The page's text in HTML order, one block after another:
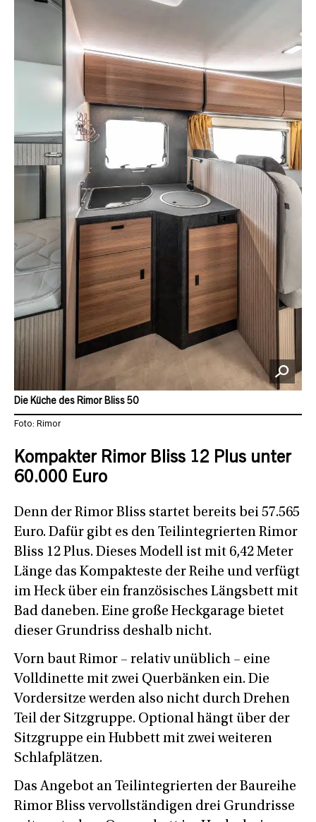
Die Küche des Rimor Bliss 50
Foto: Rimor
Kompakter Rimor Bliss 12 Plus unter
60.000 Euro
Denn der Rimor Bliss startet bereits bei 57.565
Euro. Dafür gibt es den Teilintegrierten Rimor
Bliss 12 Plus. Dieses Modell ist mit 6,42 Meter
Länge das Kompakteste der Reihe und verfügt
im Heck über ein französisches Längsbett mit
Bad daneben. Eine große Heckgarage bietet
dieser Grundriss deshalb nicht.
Vorn baut Rimor – relativ unüblich – eine
Volldinette mit zwei Querbänken ein. Die
Vordersitze werden also nicht durch Drehen
Teil der Sitzgruppe. Optional hängt über der
Sitzgruppe ein Hubbett mit zwei weiteren
Schlafplätzen.
Das Angebot an Teilintegrierten der Baureihe
Rimor Bliss vervollständigen drei Grundrisse